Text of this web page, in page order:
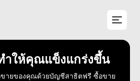
ำให้คุณแข็งแกร่งขึ้น
ายของคุณด้วยบัญชีสาธิตฟรี ซื้อขาย